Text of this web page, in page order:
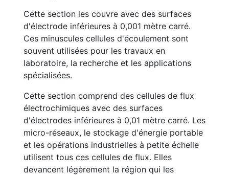
Cette section les couvre avec des surfaces
d'électrode inférieures à 0,001 mètre carré.
Ces minuscules cellules d'écoulement sont
souvent utilisées pour les travaux en
laboratoire, la recherche et les applications
spécialisées.
Cette section comprend des cellules de flux
électrochimiques avec des surfaces
d'électrodes inférieures à 0,01 mètre carré. Les
micro-réseaux, le stockage d'énergie portable
et les opérations industrielles à petite échelle
utilisent tous ces cellules de flux. Elles
devancent légèrement la région qui les